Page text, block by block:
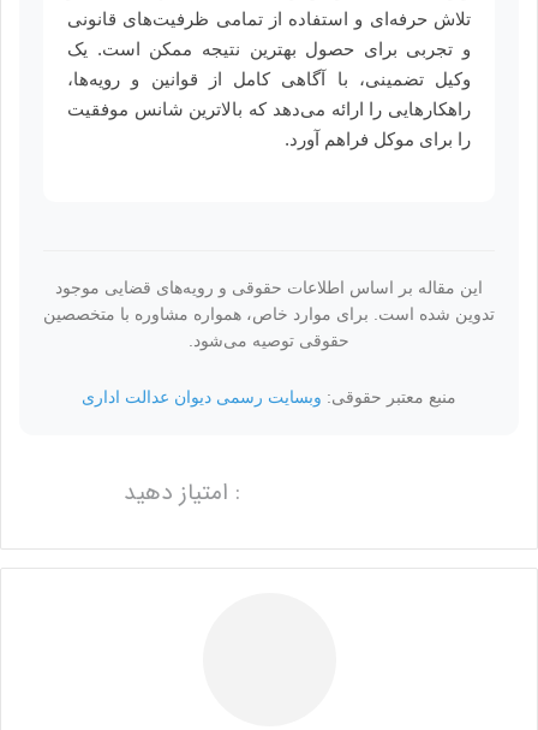
تلاش حرفه‌ای و استفاده از تمامی ظرفیت‌های قانونی
و تجربی برای حصول بهترین نتیجه ممکن است. یک
وکیل تضمینی، با آگاهی کامل از قوانین و رویه‌ها،
راهکارهایی را ارائه می‌دهد که بالاترین شانس موفقیت
را برای موکل فراهم آورد.
این مقاله بر اساس اطلاعات حقوقی و رویه‌های قضایی موجود
تدوین شده است. برای موارد خاص، همواره مشاوره با متخصصین
حقوقی توصیه می‌شود.
منبع معتبر حقوقی: وبسایت رسمی دیوان عدالت اداری
: امتیاز دهید